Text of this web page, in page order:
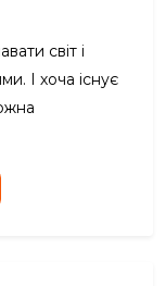
світ і
І хоча існує